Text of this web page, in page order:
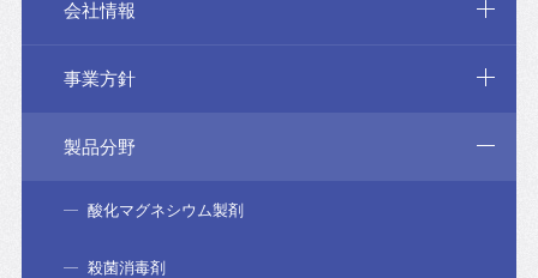
会社情報
事業方針
製品分野
酸化マグネシウム製剤
殺菌消毒剤